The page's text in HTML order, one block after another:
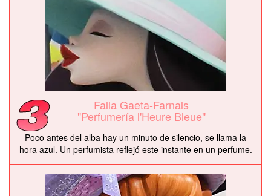
Falla Gaeta-Farnals
"Perfumería l'Heure Bleue"
Poco antes del alba hay un minuto de silencio, se llama la
hora azul. Un perfumista reflejó este instante en un perfume.